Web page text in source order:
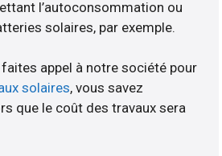
l’autoconsommation ou
solaires, par exemple.
appel à notre société pour
solaires, vous savez
que le coût des travaux sera